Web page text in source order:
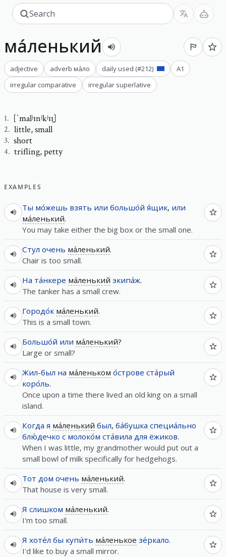
ма́ленький
adjective adverb ма́ло daily used (#212)
A1
irregular comparative
irregular superlative
1. [ˈmalʲɪnʲkʲɪɪ̯]
2. little,small
3. short
4. trifling,petty
EXAMPLES
Ты мо́жешь взять или большо́й я́щик, или
ма́ленький.
You may take either the big box or the small one.
Стул очень ма́ленький.
Chair is too small.
На та́нкере ма́ленький экипа́ж.
The tanker has a small crew.
Городо́к ма́ленький.
This is a small town.
Большо́й или ма́ленький?
Large or small?
Жил-был на ма́леньком о́строве ста́рый
коро́ль.
Once upon a time there lived an old king on a small
island.
Когда я ма́ленький был, ба́бушка специа́льно
блю́дечко с молоко́м ста́вила для ёжиков.
When I was little, my grandmother would put out a
small bowl of milk specifically for hedgehogs.
Тот дом очень ма́ленький.
That house is very small.
Я слишком ма́ленький.
I'm too small.
Я хоте́л бы купи́ть ма́ленькое зе́ркало.
I'd like to buy a small mirror.